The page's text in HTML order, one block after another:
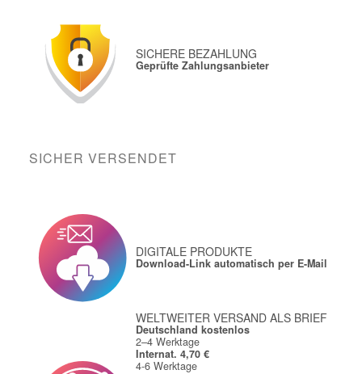
SICHERE BEZAHLUNG
Geprüfte Zahlungsanbieter
SICHER VERSENDET
DIGITALE PRODUKTE
Download-Link automatisch per E-Mail
WELTWEITER VERSAND ALS BRIEF
Deutschland kostenlos
2–4 Werktage
Internat. 4,70 €
4-6 Werktage